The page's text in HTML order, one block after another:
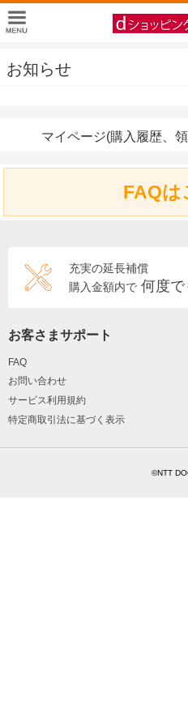
お知らせ
マイページ(購入履歴、
FAQは
充実の延長補償
購入金額内で 何度で
お客さまサポート
FAQ
お問い合わせ
サービス利用規約
特定商取引法に基づく表示
©NTT